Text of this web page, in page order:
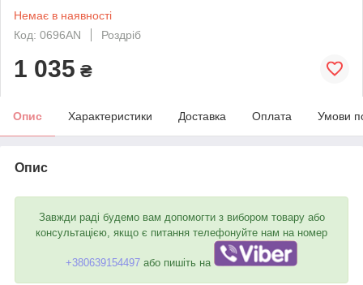
Немає в наявності
Код: 0696AN
Роздріб
1 035 ₴
Опис Характеристики Доставка Оплата Умови
Опис
Завжди раді будемо вам допомогти з вибором товару або
консультацією, якщо є питання телефонуйте нам на номер
+380639154497 або пишіть на